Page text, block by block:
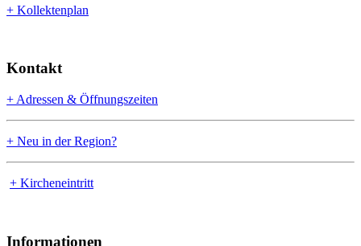
+ Kollektenplan
Kontakt
+ Adressen & Öffnungszeiten
+ Neu in der Region?
+ Kircheneintritt
Informationen